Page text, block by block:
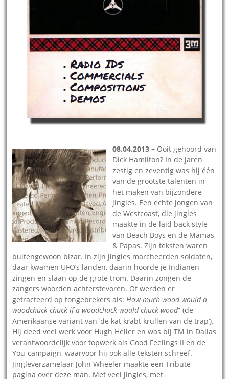
08.04.2013 – Ooit gehoord van
Dick Hamilton? In de jaren
zestig en zeventig was hij één
van de grootste talenten in
het maken van bijzondere
jingles. Een echte jongen van
de Westcoast, die jingles
maakte in de laid back style
van Beach Boys en de Mamas
& Papas. Zijn teksten waren
buitengewoon bizar. In zijn jingles marcheerden soldaten,
daar kwamen UFO’s landen, daarin hoorde je Indianen
zingen en slaan op de grote trom. Daarin zongen de
zangers woorden achterstevoren. Of werden er
getracteerd op tongebrekers als: How much wood would a
woodchuck chuck if a woodchuck would chuck wood” (de
Amerikaanse variant van ‘de kat krabt krullen van de trap’).
Hij deed veel werk voor Hugh Heller en was bij TM in Dallas
verantwoordelijk voor topwerk als Good Feelings II en de
You-campaign, waarvoor hij ook alle teksten schreef.
Jingleverzamelaar John Wheeler maakte een Tribute-
pagina over deze man. Met veel jingles, met